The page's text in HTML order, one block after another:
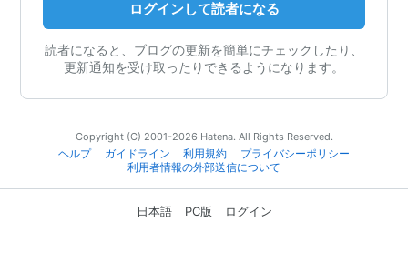
ログインして読者になる
読者になると、ブログの更新を簡単にチェックしたり、
更新通知を受け取ったりできるようになります。
Copyright (C) 2001-2026 Hatena. All Rights Reserved.
ヘルプ
ガイドライン 利用規約
プライバシーポリシー
利用者情報の外部送信について
日本語 PC版 ログイン